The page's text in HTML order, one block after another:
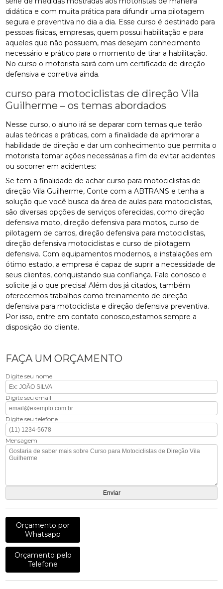
didática e com muita prática para difundir uma pilotagem
segura e preventiva no dia a dia. Esse curso é destinado para
pessoas físicas, empresas, quem possui habilitação e para
aqueles que não possuem, mas desejam conhecimento
necessário e prático para o momento de tirar a habilitação.
No curso o motorista sairá com um certificado de direção
defensiva e corretiva ainda.
curso para motociclistas de direção Vila
Guilherme – os temas abordados
Nesse curso, o aluno irá se deparar com temas que terão
aulas teóricas e práticas, com a finalidade de aprimorar a
habilidade de direção e dar um conhecimento que permita o
motorista tomar ações necessárias a fim de evitar acidentes
ou socorrer em acidentes:
Se tem a finalidade de achar curso para motociclistas de
direção Vila Guilherme, Conte com a ABTRANS e tenha a
solução que você busca da área de aulas para motociclistas,
são diversas opções de serviços oferecidas, como direção
defensiva moto, direção defensiva para motos, curso de
pilotagem de carros, direção defensiva para motociclistas,
direção defensiva motociclistas e curso de pilotagem
defensiva. Com equipamentos modernos, e instalações em
ótimo estado, a empresa é capaz de suprir a necessidade de
seus clientes, conquistando sua confiança. Fale conosco e
solicite já o que precisa! Além dos já citados, também
oferecemos trabalhos como treinamento de direção
defensiva para motociclista e direção defensiva preventiva.
Por isso, entre em contato conosco,estamos sempre a
disposição do cliente.
FAÇA UM ORÇAMENTO
Digite seu nome
Digite seu email
Digite seu telefone
Mensagem
Orçamento por
Whatsapp
Orçamento pelo
Telefone